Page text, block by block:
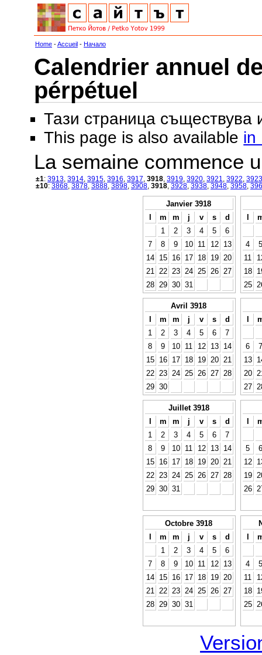
Home -Accueil - Начало
Calendrier annuel
pérpétuel
Тази страница съществува
This page is also available in
La semaine commence
±1: 3913 3914 3915 3916 3917 3918 3919 3920 3921 3922 3923
±10: 3868 3878 3888 3898 3908 3918 3928 3938 3948 3958
Janvier 3918
l
m m j v s
d
1
2 3 4 5
6
7
8 9 10 11 12
13
14
15 16 17 18 19
20
21
22 23 24 25 26
27
28
29 30 31
l
4
5
11
18
25
Avril 3918
l
m m j v s
d
1
2 3 4 5 6
7
8
9 10 11 12 13
14
15
16 17 18 19 20
21
22
23 24 25 26 27
28
29 30
l
6
7
13
20
27
Juillet 3918
l
m m j v s
d
1
2 3 4 5 6
7
8
9 10 11 12 13
14
15
16 17 18 19 20
21
22
23 24 25 26 27
28
29 30 31
l
5
6
12
19
26
Octobre 3918
l
m m j v s
d
1
2 3 4 5
6
7
8 9 10 11 12
13
14
15 16 17 18 19
20
21
22 23 24 25 26
27
28
29 30 31
l
4
5
11
18
25